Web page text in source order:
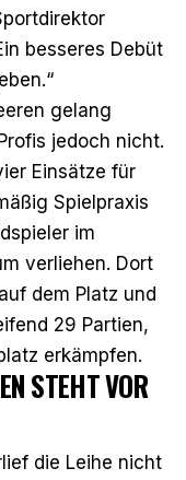
besseres Debüt
gelang
jedoch nicht.
Einsätze für
Spielpraxis
im
verliehen. Dort
dem Platz und
29 Partien,
erkämpfen.
STEHT VOR
die Leihe nicht